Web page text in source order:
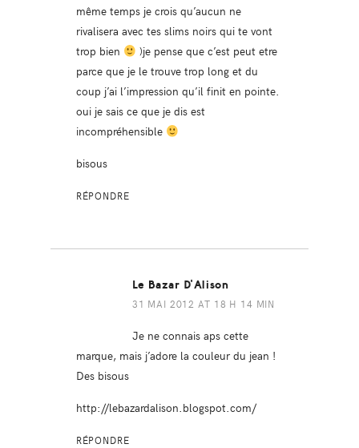
même temps je crois qu’aucun ne
rivalisera avec tes slims noirs qui te vont
trop bien
)je pense que c’est peut etre
parce que je le trouve trop long et du
coup j’ai l’impression qu’il finit en pointe.
oui je sais ce que je dis est
incompréhensible
bisous
RÉPONDRE
Le Bazar D'Alison
31 MAI 2012 AT 18 H 14 MIN
Je ne connais aps cette
marque, mais j’adore la couleur du jean !
Des bisous
http://lebazardalison.blogspot.com/
RÉPONDRE